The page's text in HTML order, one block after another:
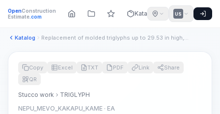
OpenConstruction
Estimate.com Katalog US
Katalog Replacement of molded triglyphs up to 29.53 in high, cement
Copy Excel TXT PDF Link
Share
QR
Stucco work
TRIGLYPH
NEPU_MEVO_KAKAPU_KAME · EA